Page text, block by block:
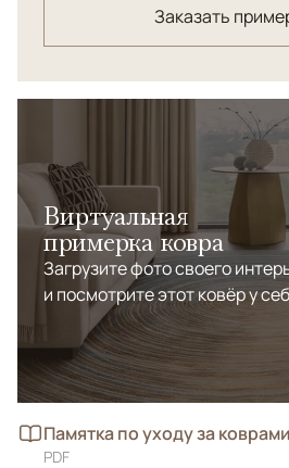
Заказать
Виртуальная
примерка ковра
Загрузите фото своего
и посмотрите этот ковёр у
Памятка по уходу за коврами
PDF